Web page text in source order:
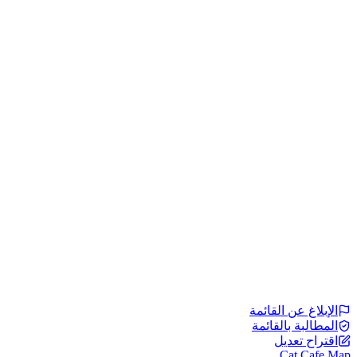
الإبلاغ عن القائمة
المطالبة بالقائمة
اقتراح تعديل